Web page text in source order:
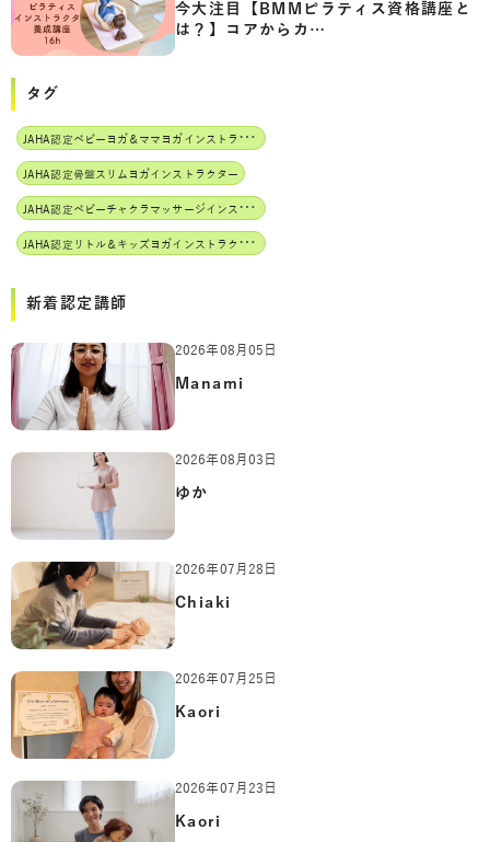
今大注目【BMMピラティス資格講座と
は？】コアからカ…
タグ
J
AHA認定ベビーヨガ＆ママヨガインストラクター
JAHA認定骨盤スリムヨガインストラクター
J
AHA認定ベビーチャクラマッサージインストラクター
J
AHA認定リトル＆キッズヨガインストラクター
新着認定講師
2026年08月05日
Manami
2026年08月03日
ゆか
2026年07月28日
Chiaki
2026年07月25日
Kaori
2026年07月23日
Kaori